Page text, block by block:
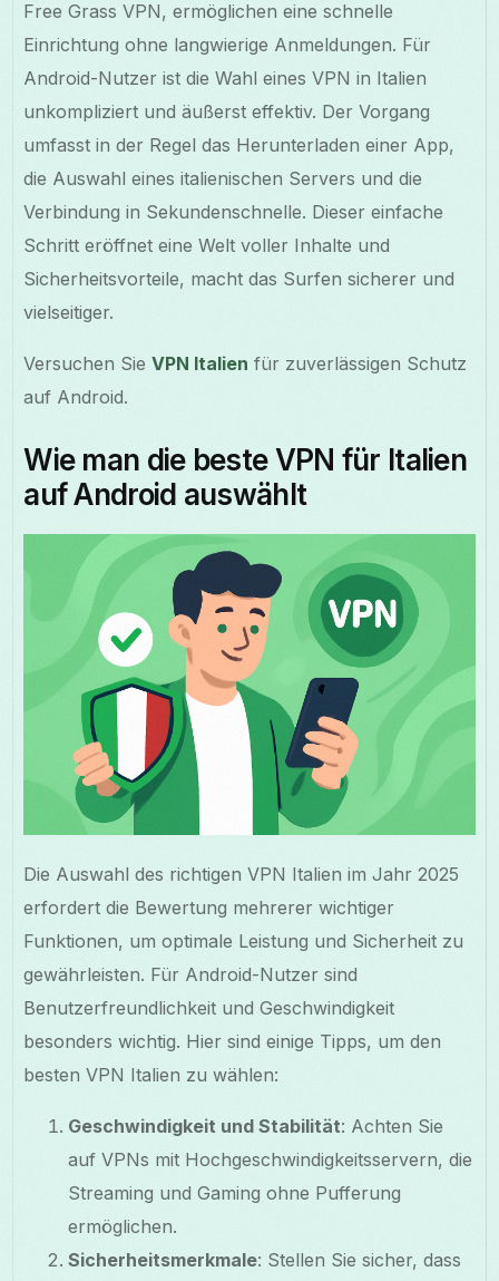
Free Grass VPN, ermöglichen eine schnelle
Einrichtung ohne langwierige Anmeldungen. Für
Android-Nutzer ist die Wahl eines VPN in Italien
unkompliziert und äußerst effektiv. Der Vorgang
umfasst in der Regel das Herunterladen einer App,
die Auswahl eines italienischen Servers und die
Verbindung in Sekundenschnelle. Dieser einfache
Schritt eröffnet eine Welt voller Inhalte und
Sicherheitsvorteile, macht das Surfen sicherer und
vielseitiger.
Versuchen SieVPN Italien für zuverlässigen Schutz
auf Android.
Wie man die beste VPN für Italien
auf Android auswählt
Die Auswahl des richtigen VPN Italien im Jahr 2025
erfordert die Bewertung mehrerer wichtiger
Funktionen, um optimale Leistung und Sicherheit zu
gewährleisten. Für Android-Nutzer sind
Benutzerfreundlichkeit und Geschwindigkeit
besonders wichtig. Hier sind einige Tipps, um den
besten VPN Italien zu wählen:
Geschwindigkeit und Stabilität: Achten Sie
auf VPNs mit Hochgeschwindigkeitsservern, die
Streaming und Gaming ohne Pufferung
ermöglichen.
Sicherheitsmerkmale: Stellen Sie sicher, dass